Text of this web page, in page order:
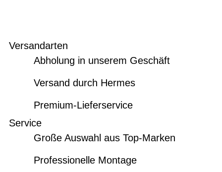
Versandarten
Abholung in unserem Geschäft
Versand durch Hermes
Premium-Lieferservice
Service
Große Auswahl aus Top-Marken
Professionelle Montage